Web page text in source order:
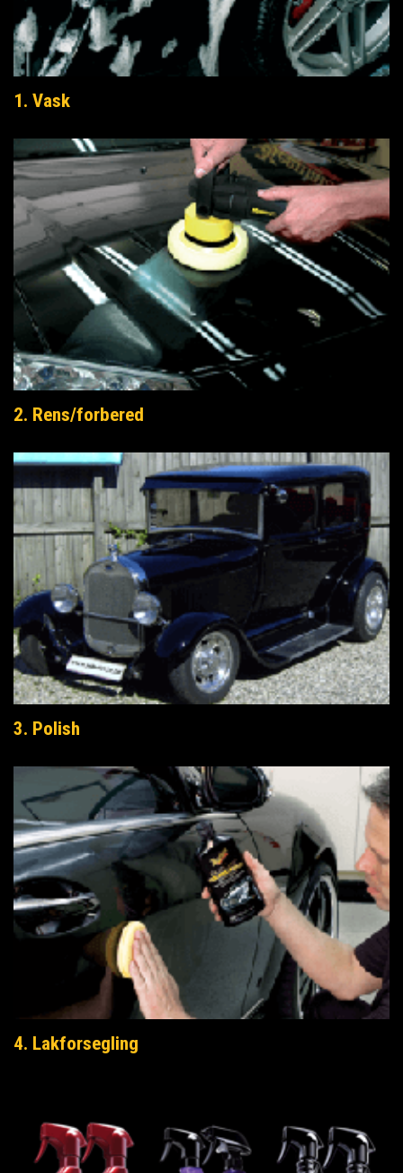
1. Vask
2. Rens/forbered
3. Polish
4. Lakforsegling